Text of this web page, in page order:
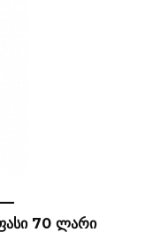
—
70 ლარი